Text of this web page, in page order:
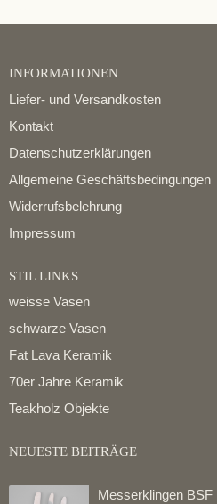
INFORMATIONEN
Liefer- und Versandkosten
Kontakt
Datenschutzerklärungen
Allgemeine Geschäftsbedingungen
Widerrufsbelehrung
Impressum
STIL LINKS
weisse Vasen
schwarze Vasen
Fat Lava Keramik
70er Jahre Keramik
Teakholz Objekte
NEUESTE BEITRÄGE
Messerklingen BSF